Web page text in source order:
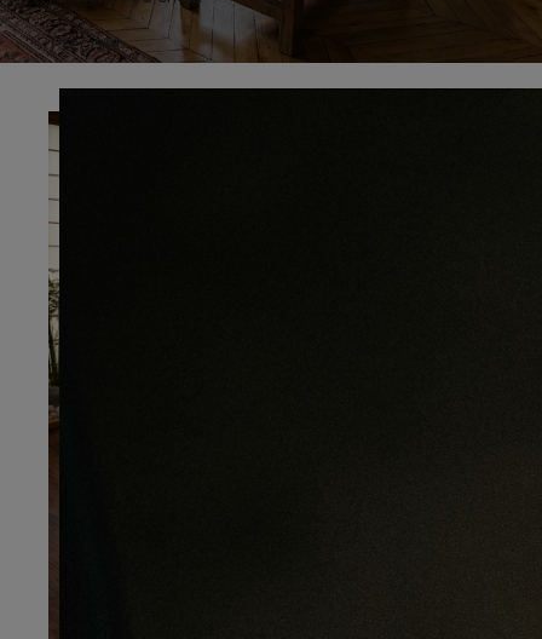
Préciser